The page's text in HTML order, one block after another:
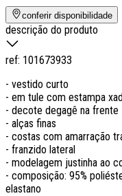
conferir disponibilidade
descrição do produto
ref: 101673933
- vestido curto
- em tule com estampa
- decote degagê na frente
- alças finas
- costas com amarração
- franzido lateral
- modelagem justinha ao
- composição: 95%
elastano